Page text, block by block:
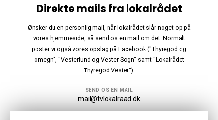
Direkte mails fra lokalrådet
Ønsker du en personlig mail, når lokalrådet slår noget op på
vores hjemmeside, så send os en mail om det. Normalt
poster vi også vores opslag på Facebook ("Thyregod og
omegn", "Vesterlund og Vester Sogn" samt "Lokalrådet
Thyregod Vester").
SEND OS EN MAIL
mail@tvlokalraad.dk